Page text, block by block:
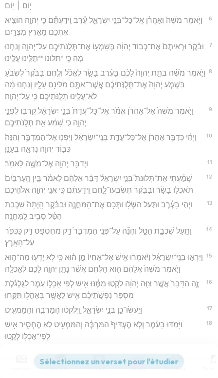
י֥וֹם ׀ יֽוֹם׃
6
וַיֹּ֤אמֶר מֹשֶׁה֙ וְאַהֲרֹ֔ן אֶֽל־כָּל־בְּנֵ֖י יִשְׂרָאֵ֑ל עֶ֕רֶב וִֽידַעְתֶּ֕ם כִּ֧י יְהוָ֛ה הוֹצִ֥יא
אֶתְכֶ֖ם מֵאֶ֥רֶץ מִצְרָֽיִם׃
7
וּבֹ֗קֶר וּרְאִיתֶם֙ אֶת־כְּב֣וֹד יְהוָ֔ה בְּשָׁמְע֥וֹ אֶת־תְּלֻנֹּתֵיכֶ֖ם עַל־יְהוָ֑ה וְנַ֣חְנוּ
מָ֔ה כִּ֥י *תלונו **תַלִּ֖ינוּ עָלֵֽינוּ׃
8
וַיֹּ֣אמֶר מֹשֶׁ֗ה בְּתֵ֣ת יְהוָה֩ לָכֶ֨ם בָּעֶ֜רֶב בָּשָׂ֣ר לֶאֱכֹ֗ל וְלֶ֤חֶם בַּבֹּ֙קֶר֙ לִשְׂבֹּ֔עַ
בִּשְׁמֹ֤עַ יְהוָה֙ אֶת־תְּלֻנֹּ֣תֵיכֶ֔ם אֲשֶׁר־אַתֶּ֥ם מַלִּינִ֖ם עָלָ֑יו וְנַ֣חְנוּ מָ֔ה
לֹא־עָלֵ֥ינוּ תְלֻנֹּתֵיכֶ֖ם כִּ֥י עַל־יְהוָֽה׃
9
וַיֹּ֤אמֶר מֹשֶׁה֙ אֶֽל־אַהֲרֹ֔ן אֱמֹ֗ר אֶֽל־כָּל־עֲדַת֙ בְּנֵ֣י יִשְׂרָאֵ֔ל קִרְב֖וּ לִפְנֵ֣י
יְהוָ֑ה כִּ֣י שָׁמַ֔ע אֵ֖ת תְּלֻנֹּתֵיכֶֽם׃
10
וַיְהִ֗י כְּדַבֵּ֤ר אַהֲרֹן֙ אֶל־כָּל־עֲדַ֣ת בְּנֵֽי־יִשְׂרָאֵ֔ל וַיִּפְנ֖וּ אֶל־הַמִּדְבָּ֑ר וְהִנֵּה֙
כְּב֣וֹד יְהוָ֔ה נִרְאָ֖ה בֶּעָנָֽן׃
11 וַיְדַבֵּ֥ר יְהוָ֖ה אֶל־מֹשֶׁ֥ה לֵּאמֹֽר׃
12
שָׁמַ֗עְתִּי אֶת־תְּלוּנֹּת֮ בְּנֵ֣י יִשְׂרָאֵל֒ דַּבֵּ֨ר אֲלֵהֶ֜ם לֵאמֹ֗ר בֵּ֤ין הָֽעַרְבַּ֙יִם֙
תֹּאכְל֣וּ בָשָׂ֔ר וּבַבֹּ֖קֶר תִּשְׂבְּעוּ־לָ֑חֶם וִֽידַעְתֶּ֕ם כִּ֛י אֲנִ֥י יְהוָ֖ה אֱלֹהֵיכֶֽם׃
13
וַיְהִ֣י בָעֶ֔רֶב וַתַּ֣עַל הַשְּׂלָ֔ו וַתְּכַ֖ס אֶת־הַֽמַּחֲנֶ֑ה וּבַבֹּ֗קֶר הָֽיְתָה֙ שִׁכְבַ֣ת
הַטַּ֔ל סָבִ֖יב לַֽמַּחֲנֶֽה׃
14
וַתַּ֖עַל שִׁכְבַ֣ת הַטָּ֑ל וְהִנֵּ֞ה עַל־פְּנֵ֤י הַמִּדְבָּר֙ דַּ֣ק מְחֻסְפָּ֔ס דַּ֥ק כַּכְּפֹ֖ר
עַל־הָאָֽרֶץ׃
15
וַיִּרְא֣וּ בְנֵֽי־יִשְׂרָאֵ֗ל וַיֹּ֨אמְר֜וּ אִ֤ישׁ אֶל־אָחִיו֙ מָ֣ן ה֔וּא כִּ֛י לֹ֥א יָדְע֖וּ מַה־ה֑וּא
וַיֹּ֤אמֶר מֹשֶׁה֙ אֲלֵהֶ֔ם ה֣וּא הַלֶּ֔חֶם אֲשֶׁ֨ר נָתַ֧ן יְהוָ֛ה לָכֶ֖ם לְאָכְלָֽה׃
16
זֶ֤ה הַדָּבָר֙ אֲשֶׁ֣ר צִוָּ֣ה יְהוָ֔ה לִקְט֣וּ מִמֶּ֔נּוּ אִ֖ישׁ לְפִ֣י אָכְל֑וֹ עֹ֣מֶר לַגֻּלְגֹּ֗לֶת
מִסְפַּר֙ נַפְשֹׁ֣תֵיכֶ֔ם אִ֛ישׁ לַאֲשֶׁ֥ר בְּאָהֳל֖וֹ תִּקָּֽחוּ׃
17 וַיַּעֲשׂוּ־כֵ֖ן בְּנֵ֣י יִשְׂרָאֵ֑ל וַֽיִּלְקְט֔וּ הַמַּרְבֶּ֖ה וְהַמַּמְעִֽיט׃
18
וַיָּמֹ֣דּוּ בָעֹ֔מֶר וְלֹ֤א הֶעְדִּיף֙ הַמַּרְבֶּ֔ה וְהַמַּמְעִ֖יט לֹ֣א הֶחְסִ֑יר אִ֥ישׁ
לְפִֽי־אָכְל֖וֹ לָקָֽטוּ׃
Règles diverses concernant la manne
Versions Commentaires Strong